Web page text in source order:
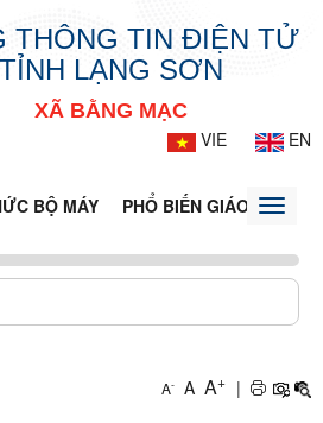
THÔNG TIN ĐIỆN TỬ
TỈNH LẠNG SƠN
XÃ BẰNG MẠC
VIE
EN
BỘ MÁY PHỔ BIẾN GIÁO DỤCToggle
A- A A+ |